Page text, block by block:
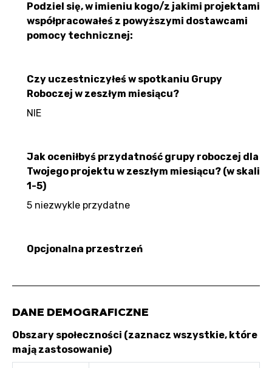
Podziel się, w imieniu kogo/z jakimi projektami
współpracowałeś z powyższymi dostawcami
pomocy technicznej:
Czy uczestniczyłeś w spotkaniu Grupy
Roboczej w zeszłym miesiącu?
NIE
Jak oceniłbyś przydatność grupy roboczej dla
Twojego projektu w zeszłym miesiącu? (w skali
1-5)
5 niezwykle przydatne
Opcjonalna przestrzeń
DANE DEMOGRAFICZNE
Obszary społeczności (zaznacz wszystkie, które
mają zastosowanie)